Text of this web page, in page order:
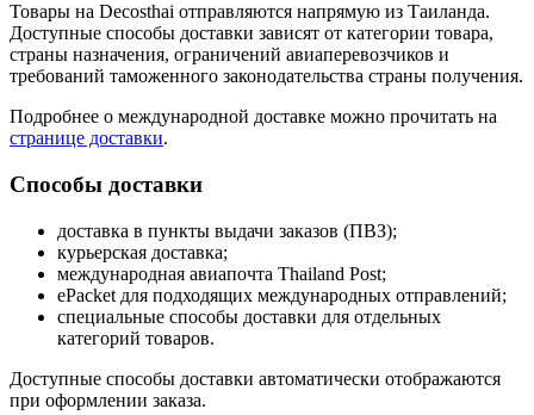
Товары на Decosthai отправляются напрямую из Таиланда.
Доступные способы доставки зависят от категории товара,
страны назначения, ограничений авиаперевозчиков и
требований таможенного законодательства страны получения.
Подробнее о международной доставке можно прочитать на
странице доставки.
Способы доставки
доставка в пункты выдачи заказов (ПВЗ);
курьерская доставка;
международная авиапочта Thailand Post;
ePacket для подходящих международных отправлений;
специальные способы доставки для отдельных
категорий товаров.
Доступные способы доставки автоматически отображаются
при оформлении заказа.